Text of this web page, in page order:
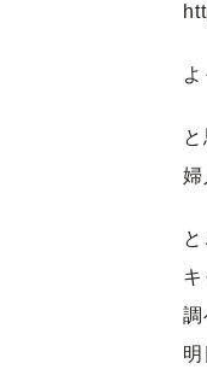
婦
調
明